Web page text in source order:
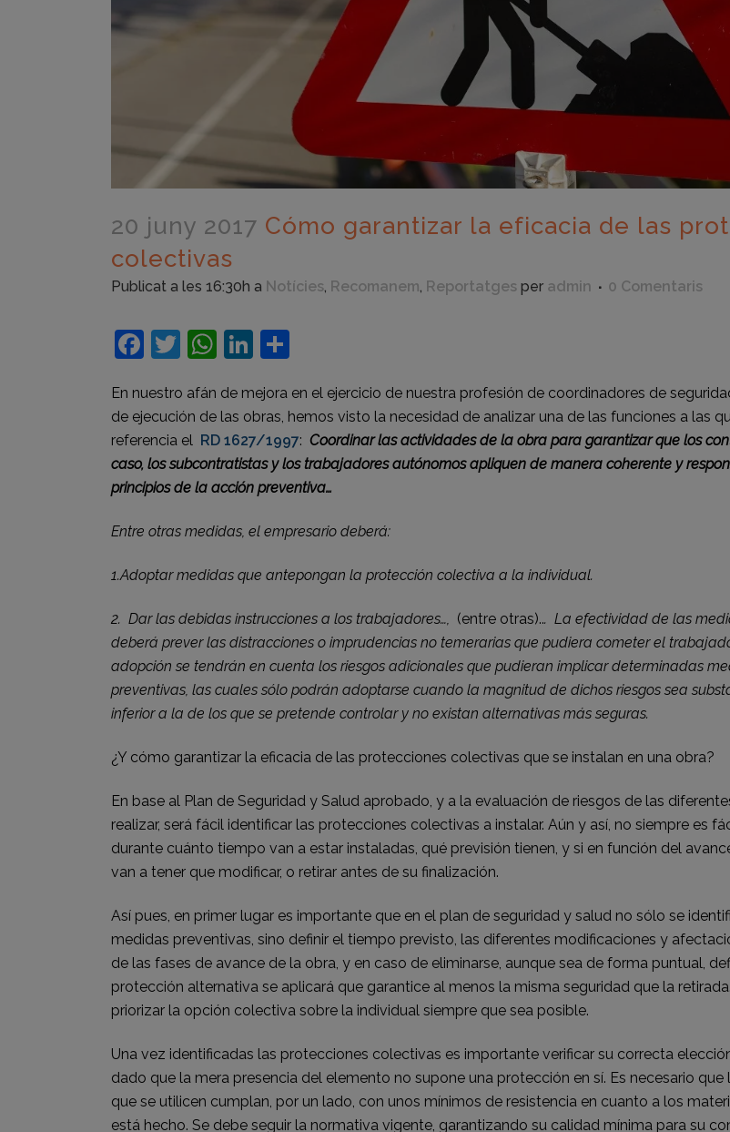
20 juny 2017 Cómo garantizar la eficacia de las
colectivas
Publicat a les 16:30h a Notícies, Recomanem, Reportatges per admin 0 Comentaris
Facebook
Twitter
WhatsApp
LinkedIn
En nuestro afán de mejora en el ejercicio de nuestra profesión de coordinadores de
de ejecución de las obras, hemos visto la necesidad de analizar una de las funciones a las
referencia el RD 1627/1997: Coordinar las actividades de la obra para garantizar que los
caso, los subcontratistas y los trabajadores autónomos apliquen de manera coherente y
principios de la acción preventiva…
Entre otras medidas, el empresario deberá:
1.Adoptar medidas que antepongan la protección colectiva a la individual.
2. Dar las debidas instrucciones a los trabajadores…, (entre otras)... La efectividad de las
deberá prever las distracciones o imprudencias no temerarias que pudiera cometer el
adopción se tendrán en cuenta los riesgos adicionales que pudieran implicar determinadas
preventivas, las cuales sólo podrán adoptarse cuando la magnitud de dichos riesgos sea
inferior a la de los que se pretende controlar y no existan alternativas más seguras.
¿Y cómo garantizar la eficacia de las protecciones colectivas que se instalan en una obra?
En base al Plan de Seguridad y Salud aprobado, y a la evaluación de riesgos de las
realizar, será fácil identificar las protecciones colectivas a instalar. Aún y así, no siempre es
durante cuánto tiempo van a estar instaladas, qué previsión tienen, y si en función del
van a tener que modificar, o retirar antes de su finalización.
Así pues, en primer lugar es importante que en el plan de seguridad y salud no sólo se
medidas preventivas, sino definir el tiempo previsto, las diferentes modificaciones y
de las fases de avance de la obra, y en caso de eliminarse, aunque sea de forma puntual,
protección alternativa se aplicará que garantice al menos la misma seguridad que la
priorizar la opción colectiva sobre la individual siempre que sea posible.
Una vez identificadas las protecciones colectivas es importante verificar su correcta
dado que la mera presencia del elemento no supone una protección en sí. Es necesario
que se utilicen cumplan, por un lado, con unos mínimos de resistencia en cuanto a los
está hecho. Se debe seguir la normativa vigente, garantizando su calidad mínima para su